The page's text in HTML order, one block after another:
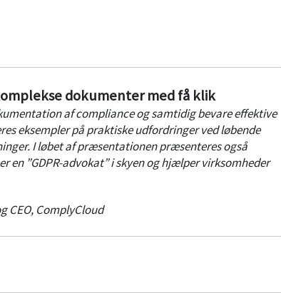
på, hvordan man klarer ovenstående på en
organisationens øvrige strategiske mål.
dokumenter med få klik
af compliance og samtidig bevare effektive
eksempler på praktiske udfordringer ved løbende
I løbet af præsentationen præsenteres også
en ”GDPR-advokat” i skyen og hjælper virksomheder
CEO, ComplyCloud